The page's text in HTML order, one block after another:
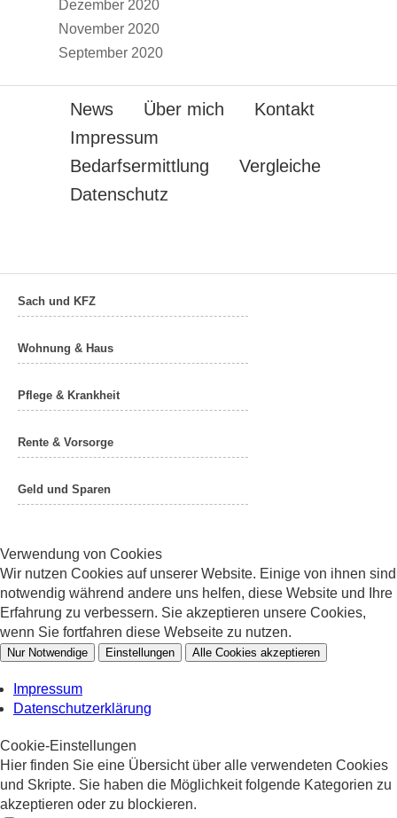
Dezember 2020
November 2020
September 2020
News Über mich
Kontakt
Impressum
Bedarfsermittlung
Vergleiche
Datenschutz
Sach und KFZ
Wohnung & Haus
Pflege & Krankheit
Rente & Vorsorge
Geld und Sparen
Verwendung von Cookies
Wir nutzen Cookies auf unserer Website. Einige von ihnen sind
notwendig während andere uns helfen, diese Website und Ihre
Erfahrung zu verbessern. Sie akzeptieren unsere Cookies,
wenn Sie fortfahren diese Webseite zu nutzen.
Nur Notwendige Einstellungen Alle Cookies akzeptieren
Impressum
Datenschutzerklärung
Cookie-Einstellungen
Hier finden Sie eine Übersicht über alle verwendeten Cookies
und Skripte. Sie haben die Möglichkeit folgende Kategorien zu
akzeptieren oder zu blockieren.